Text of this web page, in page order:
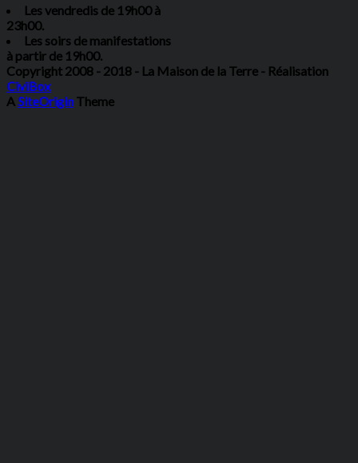
Les vendredis de 19h00 à
23h00.
Les soirs de manifestations
à partir de 19h00.
Copyright 2008 - 2018 - La Maison de la Terre - Réalisation
CiviBox
ASiteOrigin Theme